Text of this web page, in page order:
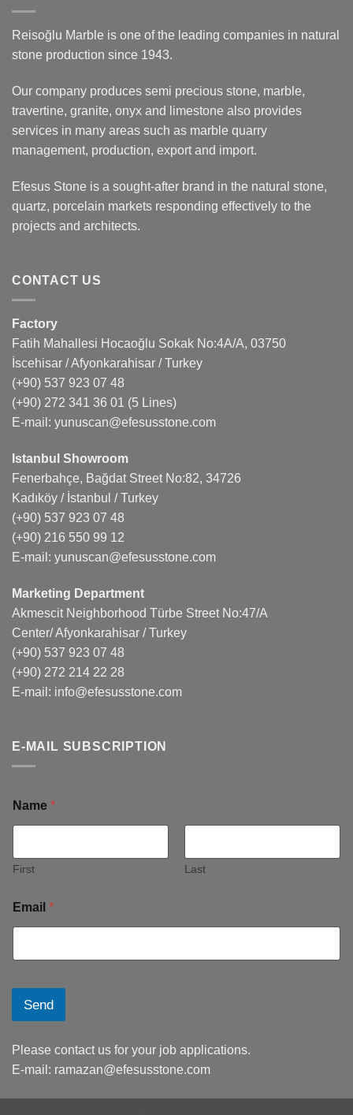
Reisoğlu Marble is one of the leading companies in natural
stone production since 1943.
Our company produces semi precious stone, marble,
travertine, granite, onyx and limestone also provides
services in many areas such as marble quarry
management, production, export and import.
Efesus Stone is a sought-after brand in the natural stone,
quartz, porcelain markets responding effectively to the
projects and architects.
CONTACT US
Factory
Fatih Mahallesi Hocaoğlu Sokak No:4A/A, 03750
İscehisar / Afyonkarahisar / Turkey
(+90) 537 923 07 48
(+90) 272 341 36 01 (5 Lines)
E-mail: yunuscan@efesusstone.com
Istanbul Showroom
Fenerbahçe, Bağdat Street No:82, 34726
Kadıköy / İstanbul / Turkey
(+90) 537 923 07 48
(+90) 216 550 99 12
E-mail: yunuscan@efesusstone.com
Marketing Department
Akmescit Neighborhood Türbe Street No:47/A
Center/ Afyonkarahisar / Turkey
(+90) 537 923 07 48
(+90) 272 214 22 28
E-mail: info@efesusstone.com
E-MAIL SUBSCRIPTION
Name *
First Last
Email *
Send
Please contact us for your job applications.
E-mail: ramazan@efesusstone.com